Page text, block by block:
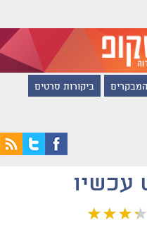
ביקורות סרטים
עכשיו